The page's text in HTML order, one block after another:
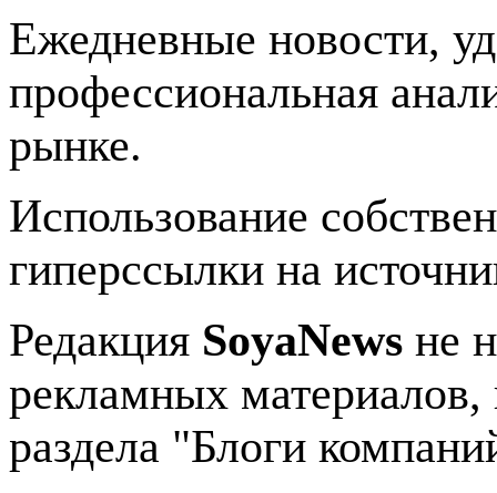
Ежедневные новости,
профессиональная
рынке.
Использование
гиперссылки на
Редакция SoyaNews не
рекламных
раздела "Блоги